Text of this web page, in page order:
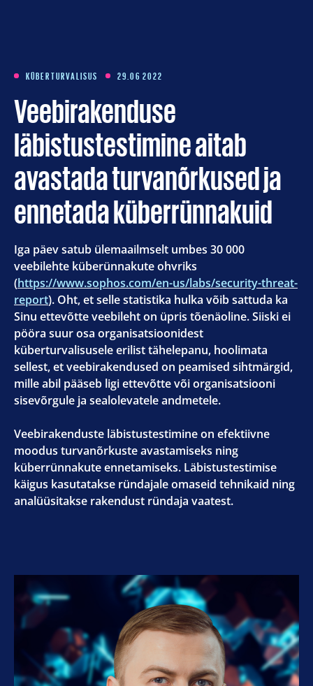
Meist
Artiklid
Kontakt
Est Eng
KÜBERTURVALISUS 29.06 2022
Veebirakenduse
läbistustestimine aitab
avastada turvanõrkused ja
ennetada küberrünnakuid
Iga päev satub ülemaailmselt umbes 30 000
veebilehte küberünnakute ohvriks
(https://www.sophos.com/en-us/labs/security-threat-
report). Oht, et selle statistika hulka võib sattuda ka
Sinu ettevõtte veebileht on üpris tõenäoline. Siiski ei
pööra suur osa organisatsioonidest
küberturvalisusele erilist tähelepanu, hoolimata
sellest, et veebirakendused on peamised sihtmärgid,
mille abil pääseb ligi ettevõtte või organisatsiooni
sisevõrgule ja sealolevatele andmetele.
Veebirakenduste läbistustestimine on efektiivne
moodus turvanõrkuste avastamiseks ning
küberrünnakute ennetamiseks. Läbistustestimise
käigus kasutatakse ründajale omaseid tehnikaid ning
analüüsitakse rakendust ründaja vaatest.